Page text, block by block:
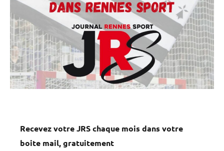
Recevez votre JRS chaque mois dans votre
boite mail, gratuitement